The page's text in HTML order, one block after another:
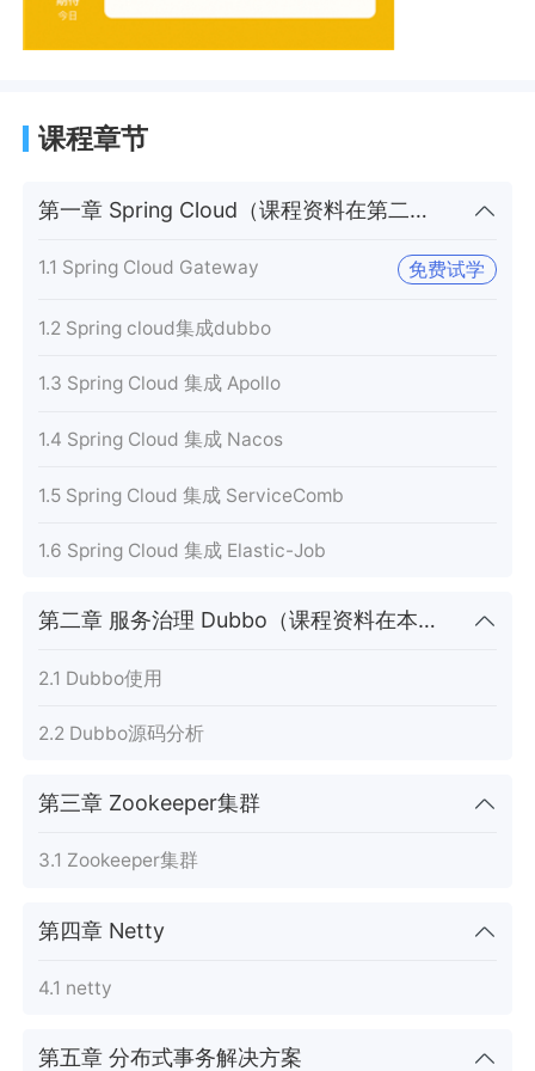
课程章节
第一章 Spring Cloud（课程资料在第二章）
1.1 Spring Cloud Gateway 免费试学
1.2 Spring cloud集成dubbo
1.3 Spring Cloud 集成 Apollo
1.4 Spring Cloud 集成 Nacos
1.5 Spring Cloud 集成 ServiceComb
1.6 Spring Cloud 集成 Elastic-Job
第二章 服务治理 Dubbo（课程资料在本章）
2.1 Dubbo使用
2.2 Dubbo源码分析
第三章 Zookeeper集群
3.1 Zookeeper集群
第四章 Netty
4.1 netty
第五章 分布式事务解决方案